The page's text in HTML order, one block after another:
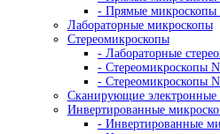
-
- Портативные
- Портативные
Стационарные
- Оптико-
- Атомно-
- Спектрометры
Аксессуары и